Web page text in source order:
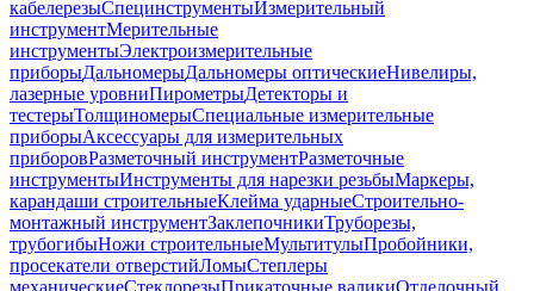
кабелерезыСпецинструментыИзмерительный
инструментМерительные
инструментыЭлектроизмерительные
приборыДальномерыДальномеры оптическиеНивелиры,
лазерные уровниПирометрыДетекторы и
тестерыТолщиномерыСпециальные измерительные
приборыАксессуары для измерительных
приборовРазметочный инструментРазметочные
инструментыИнструменты для нарезки резьбыМаркеры,
карандаши строительныеКлейма ударныеСтроительно-
монтажный инструментЗаклепочникиТруборезы,
трубогибыНожи строительныеМультитулыПробойники,
просекатели отверстийЛомыСтеплеры
механическиеСтеклорезыПрикаточные валикиОтделочный